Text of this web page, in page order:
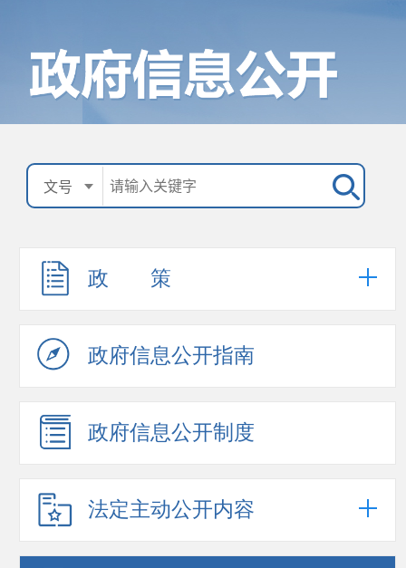
政 策
政府信息公开指南
政府信息公开制度
法定主动公开内容